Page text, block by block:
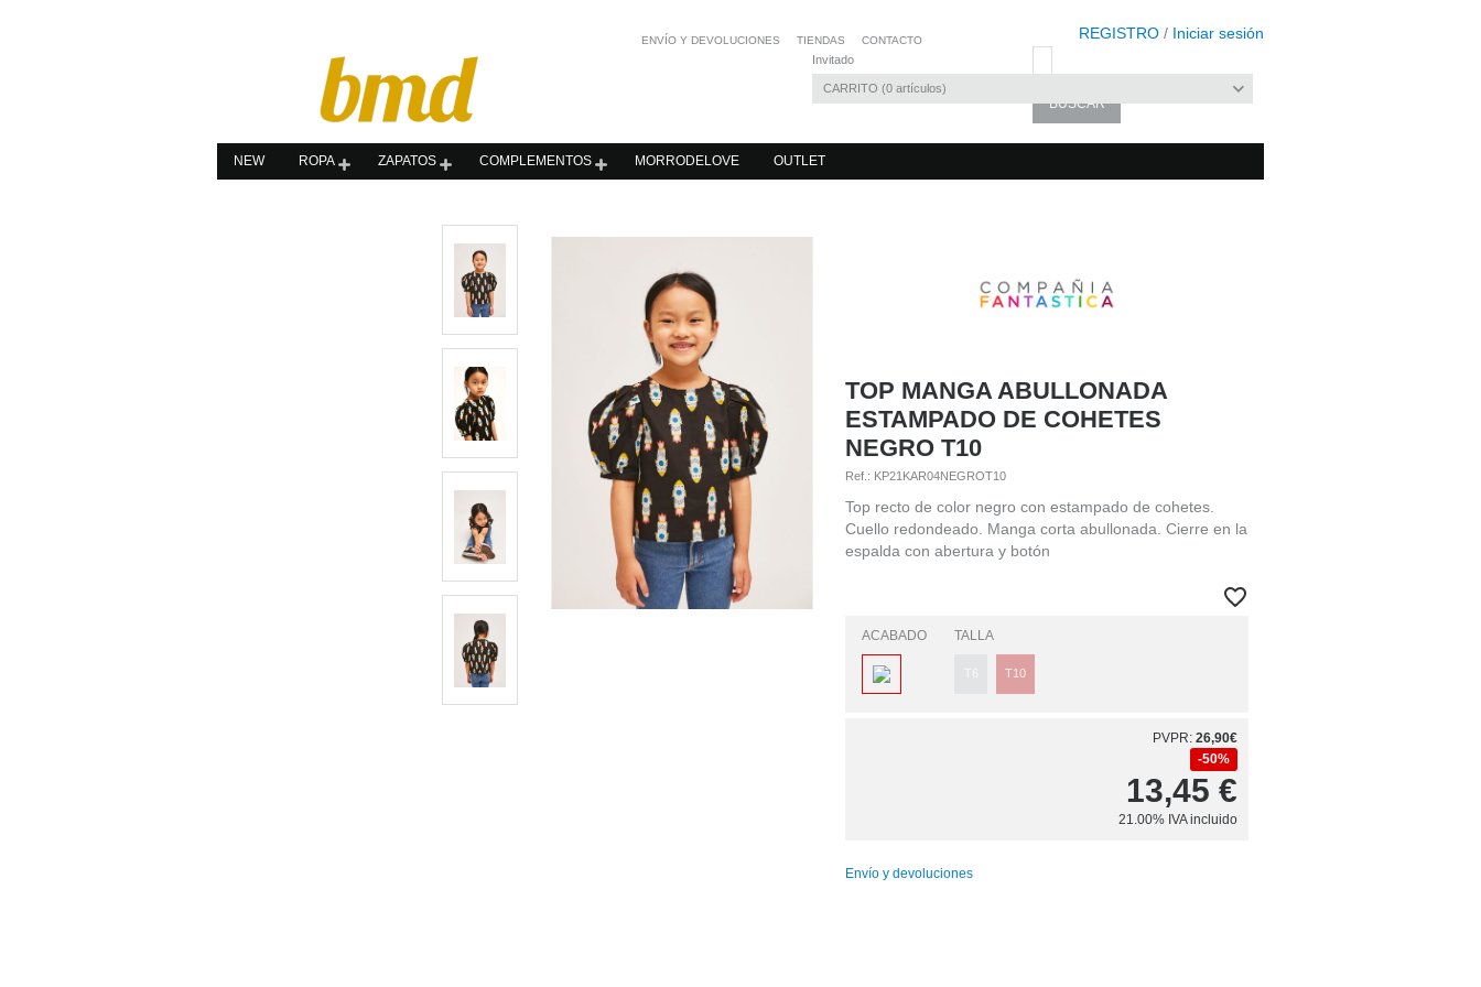
REGISTRO / Iniciar sesión
Invitado
CARRITO 0 artículos
ENVÍO Y DEVOLUCIONES TIENDAS CONTACTO
NEW ROPA ZAPATOS COMPLEMENTOS MORRODELOVE OUTLET
TOP MANGA ABULLONADA
ESTAMPADO DE COHETES
NEGRO T10
Ref.: KP21KAR04NEGROT10
Top recto de color negro con estampado de cohetes.
Cuello redondeado. Manga corta abullonada. Cierre en la
espalda con abertura y botón
ACABADO TALLA
T10
PVPR: 26,90€
50%
13,45 €
21.00% IVA incluido
Envío y devoluciones